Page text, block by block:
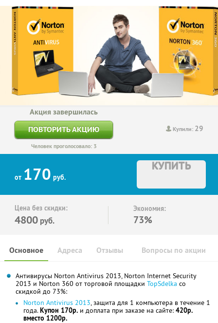
Купили: 29
Акция завершилась
ПОВТОРИТЬ АКЦИЮ
Человек проголосовало: 3
от 170 руб.
КУПИТЬ
Цена без скидки:
4800 руб.
Экономия:
73%
Основное Отзывы Вопросы по акции
Адреса
Антивирусы Norton Antivirus 2013, Norton Internet Security
2013 и Norton 360 от торговой площадки TopSdelka со
скидкой до 73%:
Norton Antivirus 2013, защита для 1 компьютера в течение 1
года.Купон 170р. и доплата при заказе на сайте: 420р.
вместо 1200р.